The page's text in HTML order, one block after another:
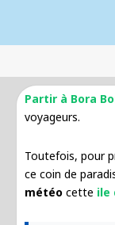
Partir à Bora
voyageurs.
Toutefois, pour
ce coin de
météo cette ile